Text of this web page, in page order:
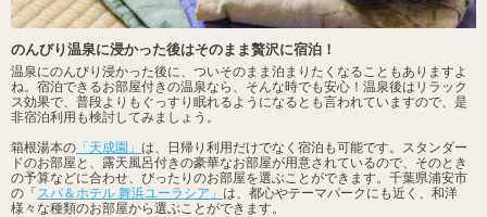
のんびり温泉に浸かった後はそのまま贅沢に宿泊！
温泉にのんびり浸かった後に、ついそのまま泊まりたくなることもありますよ
ね。宿泊できるお部屋付きの温泉なら、そんな時でも安心！温泉後はリラック
ス効果で、普段よりもぐっすり眠れるようになるとも言われていますので、是
非宿泊利用も検討してみましょう。
箱根湯本の 「天成園」 は、日帰り利用だけでなく宿泊も可能です。スタンダー
ドのお部屋と、露天風呂付きの豪華なお部屋が用意されているので、そのとき
の予算などに合わせ、ぴったりのお部屋を選ぶことができます。千葉県浦安市
の「スパ＆ホテル 舞浜ユーラシア」 は、都心やテーマパークにも近く、和洋
様々な種類のお部屋から選ぶことができます。